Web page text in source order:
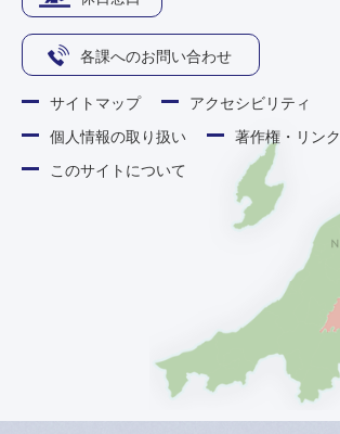
各課へのお問い合わせ
サイトマップ
アクセシビリティ
個人情報の取り扱い
著作権・リンク
このサイトについて